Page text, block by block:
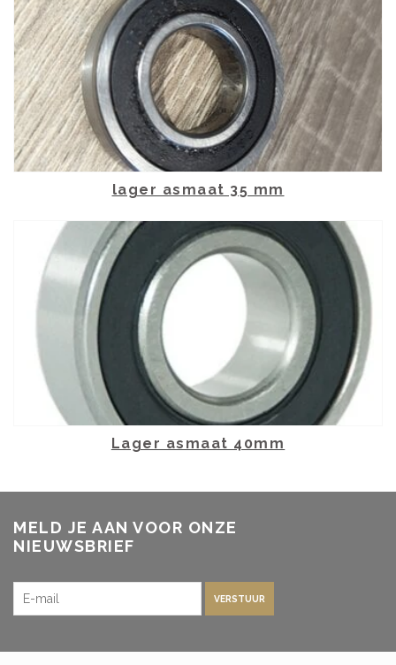
lager asmaat 35 mm
Lager asmaat 40mm
MELD JE AAN VOOR ONZE
NIEUWSBRIEF
VERSTUUR